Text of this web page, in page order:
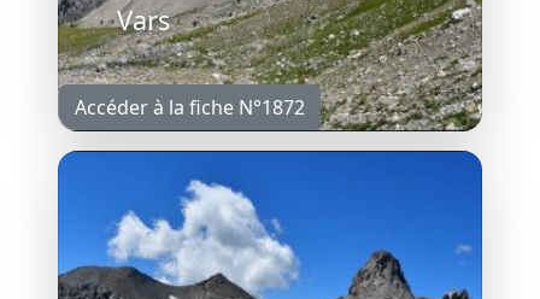
Vars
Accéder à la fiche N°1872